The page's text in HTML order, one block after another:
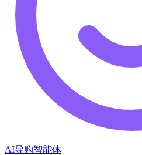
AI导购智能体